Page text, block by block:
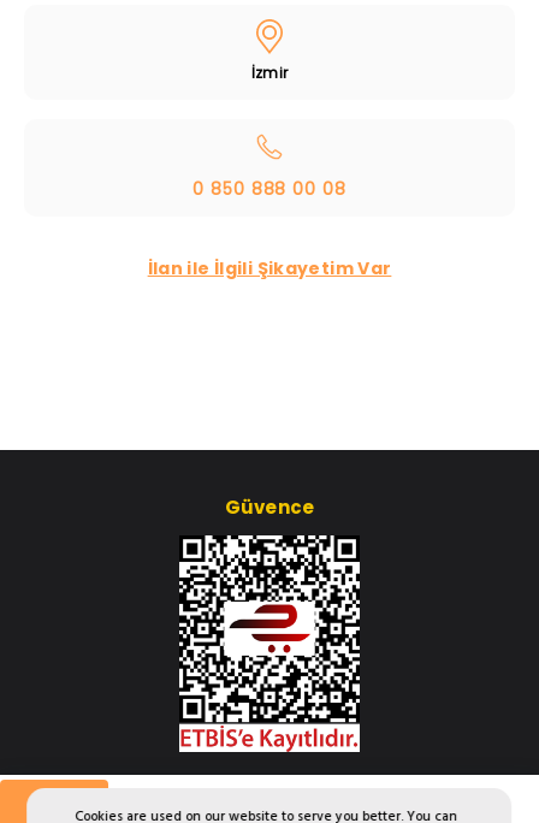
Cookies are used on our website to serve you better. You can
İzmir
0 850 888 00 08
İlan ile İlgili Şikayetim Var
Saatlik
Güvence